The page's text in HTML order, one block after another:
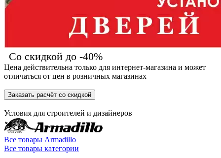
Со скидкой до -40%
Цена действительна только для интернет-магазина и может
отличаться от цен в розничных магазинах
Заказать расчёт со скидкой
Условия для строителей и дизайнеров
Все товары Armadillo
Все товары категории